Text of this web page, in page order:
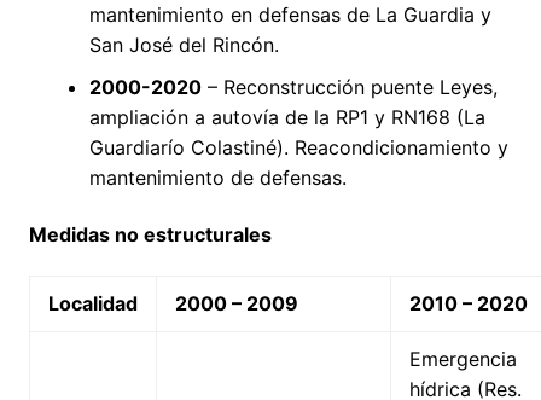
mantenimiento en defensas de La Guardia y
San José del Rincón.
2000-2020– Reconstrucción puente Leyes,
ampliación a autovía de la RP1 y RN168 (La
Guardiarío Colastiné). Reacondicionamiento y
mantenimiento de defensas.
Medidas no estructurales
Localidad 2000 – 2009 2010 – 2020
Emergencia
hídrica (Res.